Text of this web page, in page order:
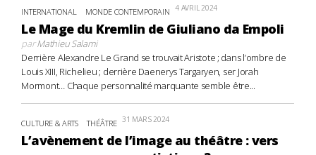
INTERNATIONAL MONDE CONTEMPORAIN 4 AVRIL 2024
Le Mage du Kremlin de Giuliano da Empoli
parMathieu Salami
Derrière Alexandre Le Grand se trouvait Aristote ; dans l’ombre de
Louis XIII, Richelieu ; derrière Daenerys Targaryen, ser Jorah
Mormont… Chaque personnalité marquante semble être...
CULTURE & ARTS THÉÂTRE 31 MARS 2024
L’avènement de l’image au théâtre : vers